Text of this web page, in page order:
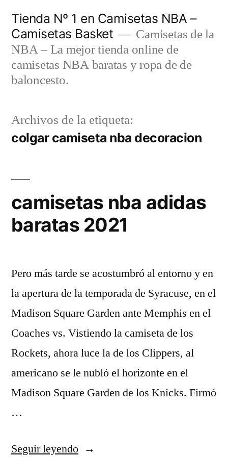
contenido
Tienda Nº 1 en Camisetas NBA –
Camisetas Basket
Camisetas de la
NBA – La mejor tienda online de
camisetas NBA baratas y ropa de de
baloncesto.
Archivos de la etiqueta:
colgar camiseta nba decoracion
camisetas nba adidas
baratas 2021
Pero más tarde se acostumbró al entorno y en
la apertura de la temporada de Syracuse, en el
Madison Square Garden ante Memphis en el
Coaches vs. Vistiendo la camiseta de los
Rockets, ahora luce la de los Clippers, al
americano se le nubló el horizonte en el
Madison Square Garden de los Knicks. Firmó
…
Seguir leyendo«camisetas